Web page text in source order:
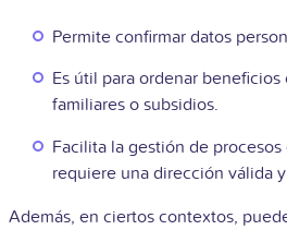
Permite confirmar datos
Es útil para ordenar
familiares o subsidios.
Facilita la gestión de
requiere una dirección válida
Además, en ciertos contextos,